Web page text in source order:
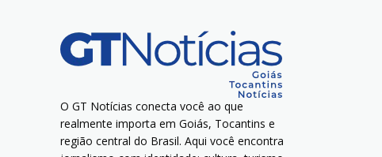
O GT Notícias conecta você ao que
realmente importa em Goiás, Tocantins e
região central do Brasil. Aqui você encontra